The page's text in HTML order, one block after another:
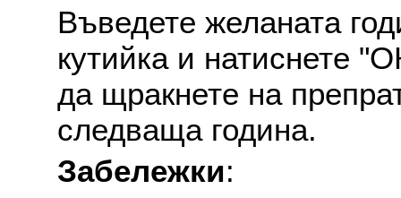
Въведете желаната
кутийка и натиснете
да щракнете на
следваща година.
Забележки: